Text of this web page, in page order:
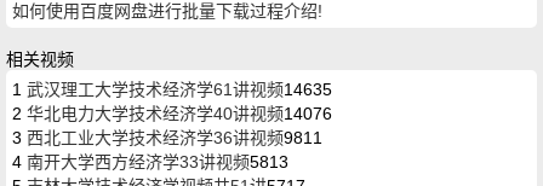
如何使用百度网盘进行批量下载过程介绍!
相关视频
1 武汉理工大学技术经济学61讲视频14635
2 华北电力大学技术经济学40讲视频14076
3 西北工业大学技术经济学36讲视频9811
4 南开大学西方经济学33讲视频5813